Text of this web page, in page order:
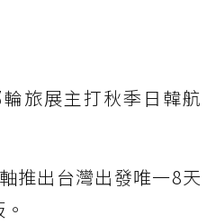
旅展主打秋季日韓航
推出台灣出發唯一8天